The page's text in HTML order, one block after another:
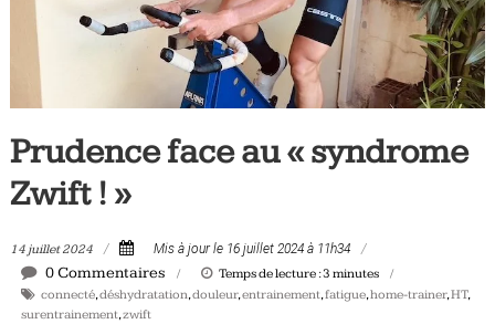
Tous
jours,
votre
vélo
et
triathlon
Prudence face au « syndrome
Zwift ! »
14 juillet 2024 Mis à jour le 16 juillet 2024 à 11h34
0 Commentaires Temps de lecture :3 minutes
connecté,déshydratation,douleur,entrainement,fatigue,home-trainer,HT,
surentrainement,zwift